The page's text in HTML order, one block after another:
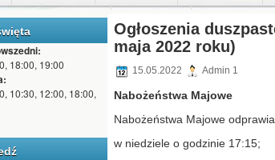
Z NASZEJ PARAFII WSPÓLNOTY
18:00, 19:00
10:30, 12:00, 18:00,
Ogłoszenia
maja 2022 roku)
15.05.2022 Admin 1
Nabożeństwa Majowe
Nabożeństwa Majowe
w niedziele o godzinie 17:15;